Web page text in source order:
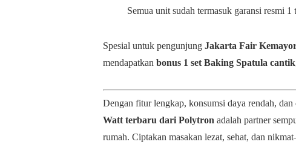
Semua unit sudah termasuk garansi resmi 1
Spesial untuk pengunjung Jakarta Fair
mendapatkan bonus 1 set Baking Spatula cantik
Dengan fitur lengkap, konsumsi daya rendah, dan
Watt terbaru dari Polytron adalah partner
rumah. Ciptakan masakan lezat, sehat, dan